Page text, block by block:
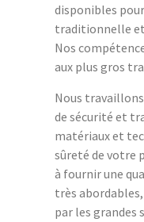
disponibles
traditionnelle
Nos
aux plus gros
Nous
de sécurité et
matériaux et
sûreté de votre
à fournir une
très
par les grandes